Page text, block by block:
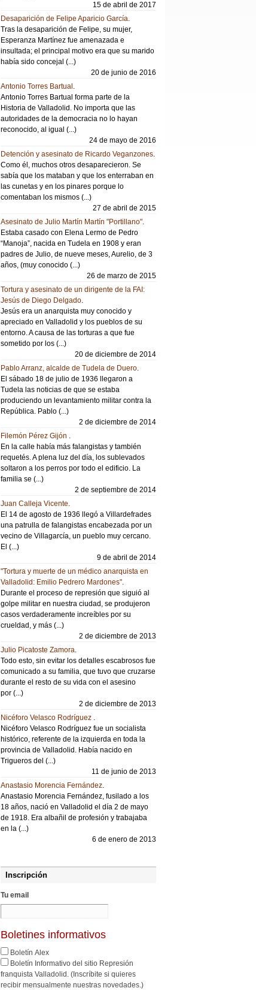
15 de abril de 2017
Desaparición de Felipe Aparicio García.
Tras la desaparición de Felipe, su mujer,
Esperanza Martínez fue amenazada e
insultada; el principal motivo era que su marido
había sido concejal (...)
20 de junio de 2016
Antonio Torres Bartual .
Antonio Torres Bartual forma parte de la
Historia de Valladolid. No importa que las
autoridades de la democracia no lo hayan
reconocido, al igual (...)
24 de mayo de 2016
Detención y asesinato de Ricardo Veganzones.
Como él, muchos otros desaparecieron. Se
sabía que los mataban y que los enterraban en
las cunetas y en los pinares porque lo
comentaban los mismos (...)
27 de abril de 2015
Asesinato de Julio Martín Martín "Portillano".
Estaba casado con Elena Lermo de Pedro
“Manoja”, nacida en Tudela en 1908 y eran
padres de Julio, de nueve meses, Aurelio, de 3
años, (muy conocido (...)
26 de marzo de 2015
Tortura y asesinato de un dirigente de la FAI:
Jesús de Diego Delgado.
Jesús era un anarquista muy conocido y
apreciado en Valladolid y los pueblos de su
entorno. A causa de las torturas a que fue
sometido por los (...)
20 de diciembre de 2014
Pablo Arranz, alcalde de Tudela de Duero.
El sábado 18 de julio de 1936 llegaron a
Tudela las noticias de que se estaba
produciendo un levantamiento militar contra la
República. Pablo (...)
2 de diciembre de 2014
Filemón Pérez Gijón .
En la calle había más falangistas y también
requetés. A plena luz del día, los sublevados
soltaron a los perros por todo el edificio. La
familia se (...)
2 de septiembre de 2014
Juan Calleja Vicente.
El 14 de agosto de 1936 llegó a Villardefrades
una patrulla de falangistas encabezada por un
vecino de Villagarcía, un pueblo muy cercano.
El (...)
9 de abril de 2014
"Tortura y muerte de un médico anarquista en
Valladolid: Emilio Pedrero Mardones".
Durante el proceso de represión que siguió al
golpe militar en nuestra ciudad, se produjeron
casos verdaderamente increíbles por su
crueldad, y más (...)
2 de diciembre de 2013
Julio Picatoste Zamora.
Todo esto, sin evitar los detalles escabrosos fue
comunicado a su familia, que tuvo que cruzarse
durante el resto de su vida con el asesino
por (...)
2 de diciembre de 2013
Nicéforo Velasco Rodríguez .
Nicéforo Velasco Rodríguez fue un socialista
histórico, referente de la izquierda en toda la
provincia de Valladolid. Había nacido en
Trigueros del (...)
11 de junio de 2013
Anastasio Morencia Fernández.
Anastasio Morencia Fernández, fusilado a los
18 años, nació en Valladolid el día 2 de mayo
de 1918. Era albañil de profesión y trabajaba
en la (...)
6 de enero de 2013
Inscripción
Tu email
Boletines informativos
Boletín Alex
Boletín Informativo del sitio Represión
franquista Valladolid. (Inscríbite si quieres
recibir mensualmente nuestras novedades.)